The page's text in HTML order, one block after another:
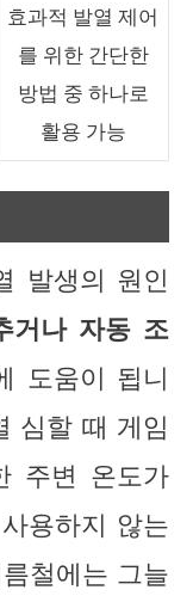
효과적 발열 제어
를 위한 간단한
방법 중 하나로
활용 가능
발생의 원인
거나 자동 조
도움이 됩니
심할 때 게임
주변 온도가
용하지 않는
철에는 그늘